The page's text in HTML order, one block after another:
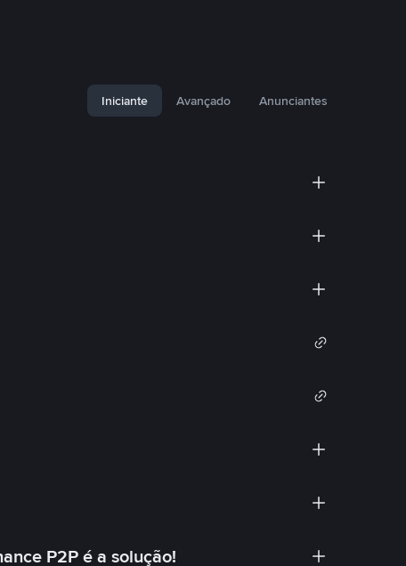
Iniciante Avançado Anunciantes
P2P é a solução!